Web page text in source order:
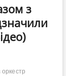
з
оркестр